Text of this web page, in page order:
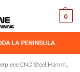
0
LA PENINSULA
Steel Hammer & Sear Set – Color Plata